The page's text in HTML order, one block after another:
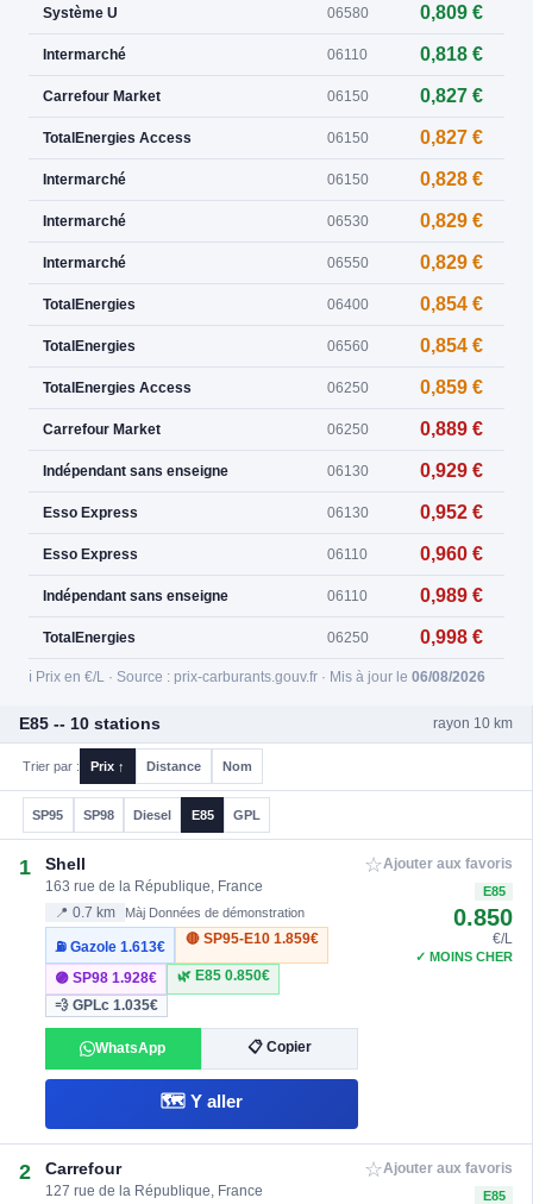
Système U 06580 0,809 €
Intermarché 06110 0,818 €
Carrefour Market 06150 0,827 €
TotalEnergies Access 06150 0,827 €
Intermarché 06150 0,828 €
Intermarché 06530 0,829 €
Intermarché 06550 0,829 €
TotalEnergies 06400 0,854 €
TotalEnergies 06560 0,854 €
TotalEnergies Access 06250 0,859 €
Carrefour Market 06250 0,889 €
Indépendant sans enseigne 06130 0,929 €
Esso Express 06130 0,952 €
Esso Express 06110 0,960 €
Indépendant sans enseigne 06110 0,989 €
TotalEnergies 06250 0,998 €
ℹ️ Prix en €/L · Source : prix-carburants.gouv.fr · Mis à jour le 06/08/2026
E85 -- 10 stations rayon 10 km
Trier par : Prix ↑ Distance Nom
SP95 SP98 Diesel E85 GPL
1 Shell
163 rue de la République, France
📍 0.7 km Màj Données de démonstration
⛽ Gazole1.613€
🔴 SP95-E10 1.859€
🟣 SP981.928€ 🌿 E85 0.850€
💨 GPLc1.035€
WhatsApp 📋 Copier
🗺️ Y aller
☆Ajouter aux favoris
E85
0.850
€/L
✓ MOINS CHER
2 Carrefour
127 rue de la République, France
☆Ajouter aux favoris
E85